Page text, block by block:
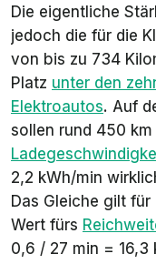
Die eigentliche
jedoch die für die
von bis zu 734
Platz unter den
Elektroautos. Auf
sollen rund 450
2,2 kWh/min
Das Gleiche gilt
Wert fürs
0,6 / 27 min = 16,3